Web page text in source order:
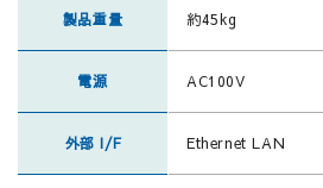
製品重量 約45kg
電源 AC100V
外部 I/F Ethernet LAN